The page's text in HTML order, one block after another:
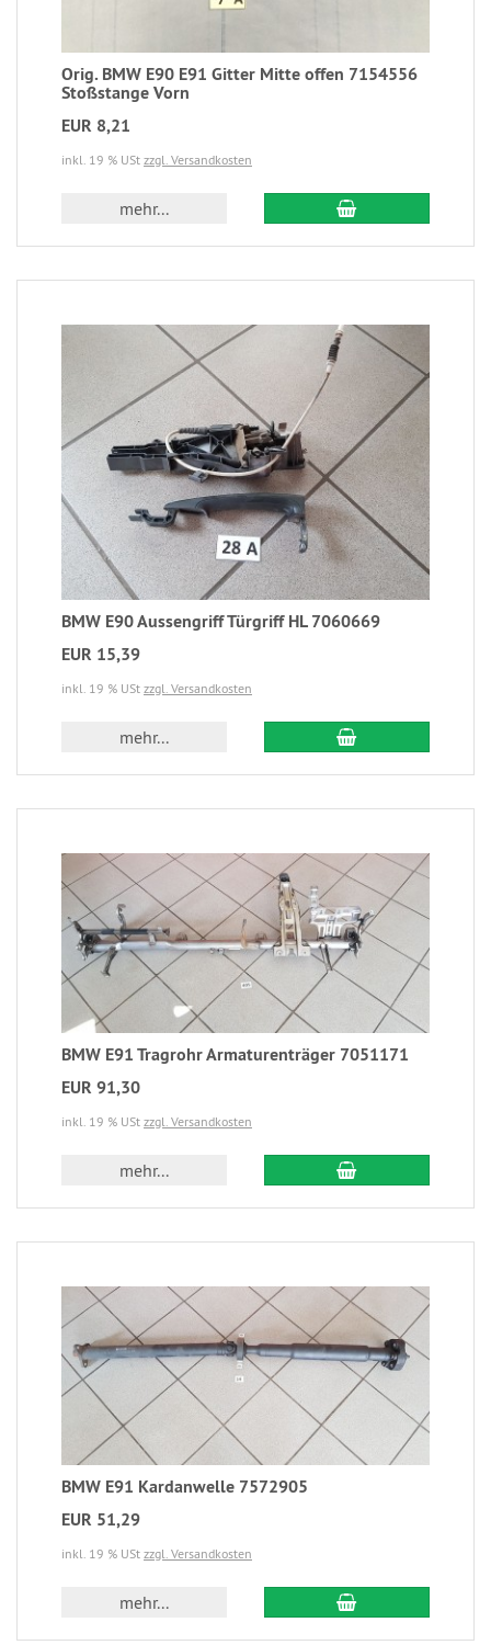
Orig. BMW E90 E91 Gitter Mitte offen 7154556
Stoßstange Vorn
EUR 8,21
inkl. 19 % USt zzgl. Versandkosten
mehr...
BMW E90 Aussengriff Türgriff HL 7060669
EUR 15,39
inkl. 19 % USt zzgl. Versandkosten
mehr...
BMW E91 Tragrohr Armaturenträger 7051171
EUR 91,30
inkl. 19 % USt zzgl. Versandkosten
mehr...
BMW E91 Kardanwelle 7572905
EUR 51,29
inkl. 19 % USt zzgl. Versandkosten
mehr...